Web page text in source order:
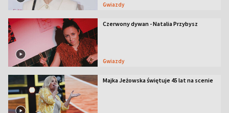
Gwiazdy
Czerwony dywan - Natalia Przybysz
Gwiazdy
Majka Jeżowska świętuje 45 lat na scenie